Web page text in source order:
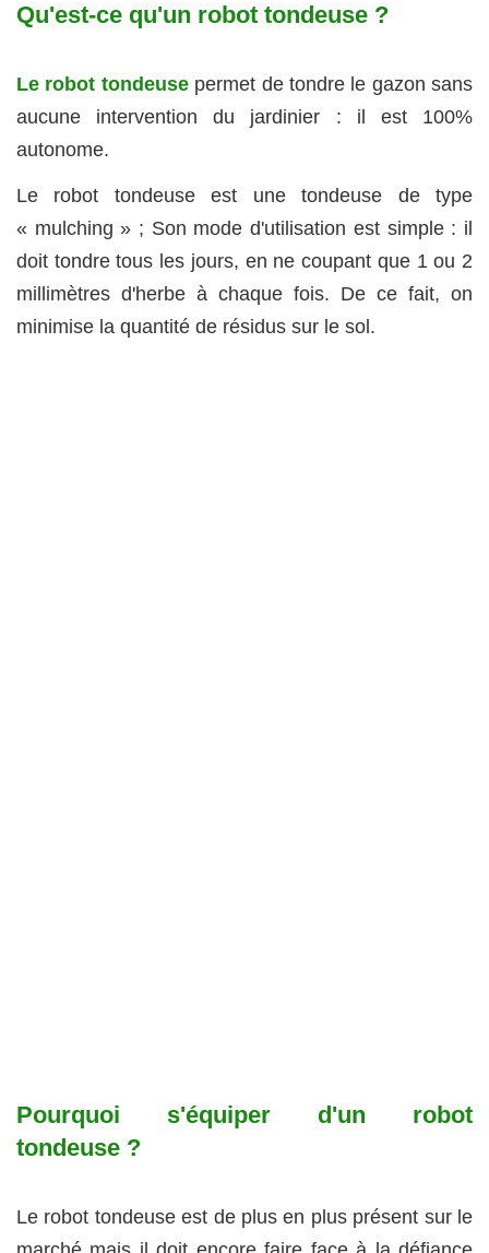
Qu'est-ce qu'un robot tondeuse ?
Le robot tondeusepermet de tondre le gazon sans
aucune intervention du jardinier : il est 100%
autonome.
Le robot tondeuse est une tondeuse de type
« mulching » ; Son mode d'utilisation est simple : il
doit tondre tous les jours, en ne coupant que 1 ou 2
millimètres d'herbe à chaque fois. De ce fait, on
minimise la quantité de résidus sur le sol.
Pourquoi s'équiper d'un robot
tondeuse ?
Le robot tondeuse est de plus en plus présent sur le